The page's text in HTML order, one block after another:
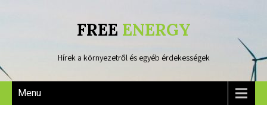
FREE ENERGY
Hírek a környezetről és egyéb érdekességek
Menu